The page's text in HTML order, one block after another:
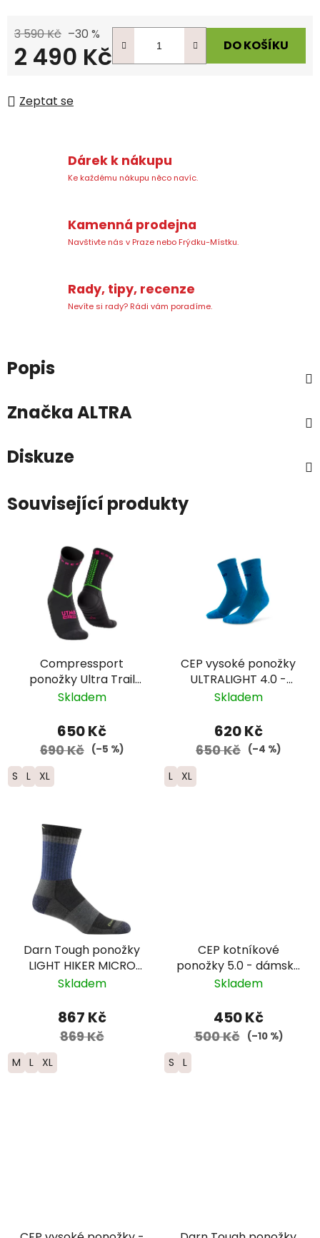
3 590 Kč –30 %
2 490 Kč DO KOŠÍKU
Zeptat se
Dárek k nákupu
Ke každému nákupu něco navíc.
Kamenná prodejna
Navštivte nás v Praze nebo Frýdku-Místku.
Rady, tipy, recenze
Nevíte si rady? Rádi vám poradíme.
Popis
ZnačkaALTRA
Diskuze
Související produkty
Compressport
ponožky Ultra Trail
V2.0 - UTMB 2026 -
Skladem
650 Kč
690 Kč (–5 %)
S L XL
CEP vysoké ponožky
ULTRALIGHT 4.0 -
pánské – modrá
Skladem
620 Kč
650 Kč (–4 %)
L XL
Darn Tough ponožky
LIGHT HIKER MICRO
CREW Lightweight
šedé - modré
Skladem
867 Kč
869 Kč
M L XL
CEP kotníkové
ponožky 5.0 - dámské
– černá
Skladem
450 Kč
500 Kč (–10 %)
S L